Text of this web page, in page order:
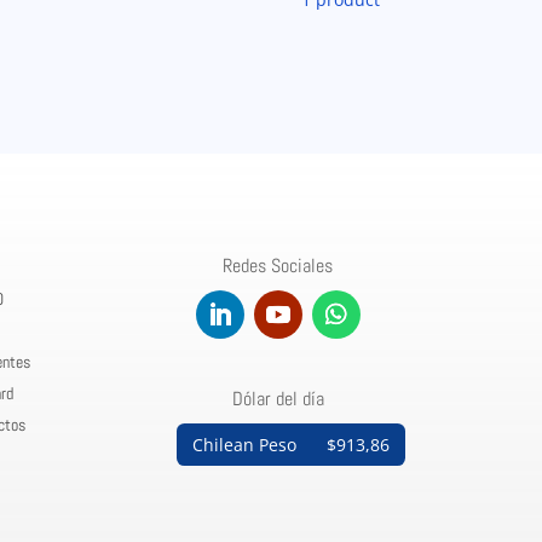
Redes Sociales
Dólar del día
Chilean Peso $913,86